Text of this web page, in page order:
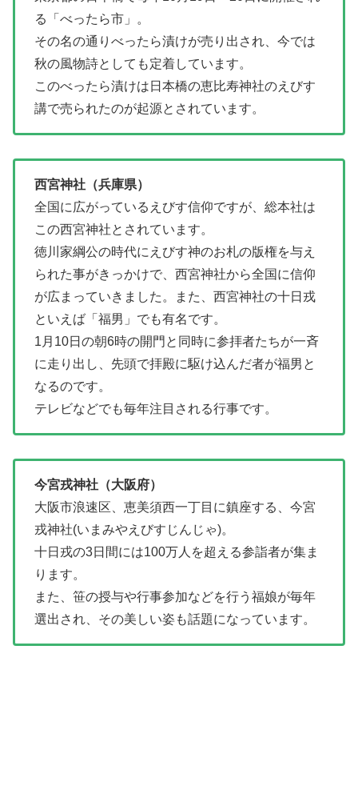
る「べったら市」。
その名の通りべったら漬けが売り出され、今では
秋の風物詩としても定着しています。
このべったら漬けは日本橋の恵比寿神社のえびす
講で売られたのが起源とされています。
西宮神社（兵庫県）
全国に広がっているえびす信仰ですが、総本社は
この西宮神社とされています。
徳川家綱公の時代にえびす神のお札の版権を与え
られた事がきっかけで、西宮神社から全国に信仰
が広まっていきました。また、西宮神社の十日戎
といえば「福男」でも有名です。
1月10日の朝6時の開門と同時に参拝者たちが一斉
に走り出し、先頭で拝殿に駆け込んだ者が福男と
なるのです。
テレビなどでも毎年注目される行事です。
今宮戎神社（大阪府）
大阪市浪速区、恵美須西一丁目に鎮座する、今宮
戎神社(いまみやえびすじんじゃ)。
十日戎の3日間には100万人を超える参詣者が集ま
ります。
また、笹の授与や行事参加などを行う福娘が毎年
選出され、その美しい姿も話題になっています。